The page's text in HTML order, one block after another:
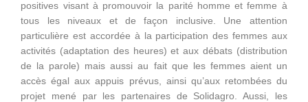
positives visant à promouvoir la parité homme et femme à
tous les niveaux et de façon inclusive. Une attention
particulière est accordée à la participation des femmes aux
activités (adaptation des heures) et aux débats (distribution
de la parole) mais aussi au fait que les femmes aient un
accès égal aux appuis prévus, ainsi qu’aux retombées du
projet mené par les partenaires de Solidagro. Aussi, les